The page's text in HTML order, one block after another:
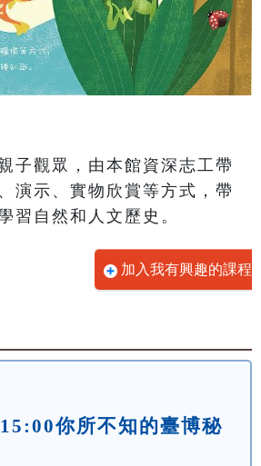
子觀眾，由本館資深志工帶
演示、實物欣賞等方式，帶
習自然和人文歷史。
加入我有興趣的課程
你所不知的臺博秘